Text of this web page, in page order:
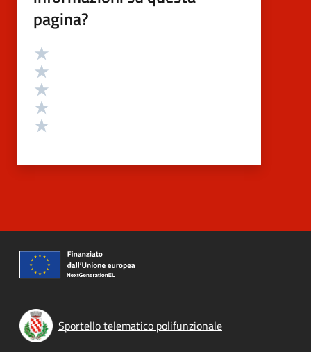
pagina?
Valutazione
Sportello telematico polifunzionale